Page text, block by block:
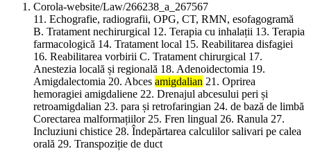
Corola-website/Law/266238_a_267567
11. Echografie, radiografii, OPG, CT, RMN, esofagogramă
B. Tratament nechirurgical 12. Terapia cu inhalații 13. Terapia
farmacologică 14. Tratament local 15. Reabilitarea disfagiei
16. Reabilitarea vorbirii C. Tratament chirurgical 17.
Anestezia locală și regională 18. Adenoidectomia 19.
Amigdalectomia 20. Abces amigdalian 21. Oprirea
hemoragiei amigdaliene 22. Drenajul abcesului peri și
retroamigdalian 23. para și retrofaringian 24. de bază de limbă
Corectarea malformațiilor 25. Fren lingual 26. Ranula 27.
Incluziuni chistice 28. Îndepărtarea calculilor salivari pe calea
orală 29. Transpoziție de duct